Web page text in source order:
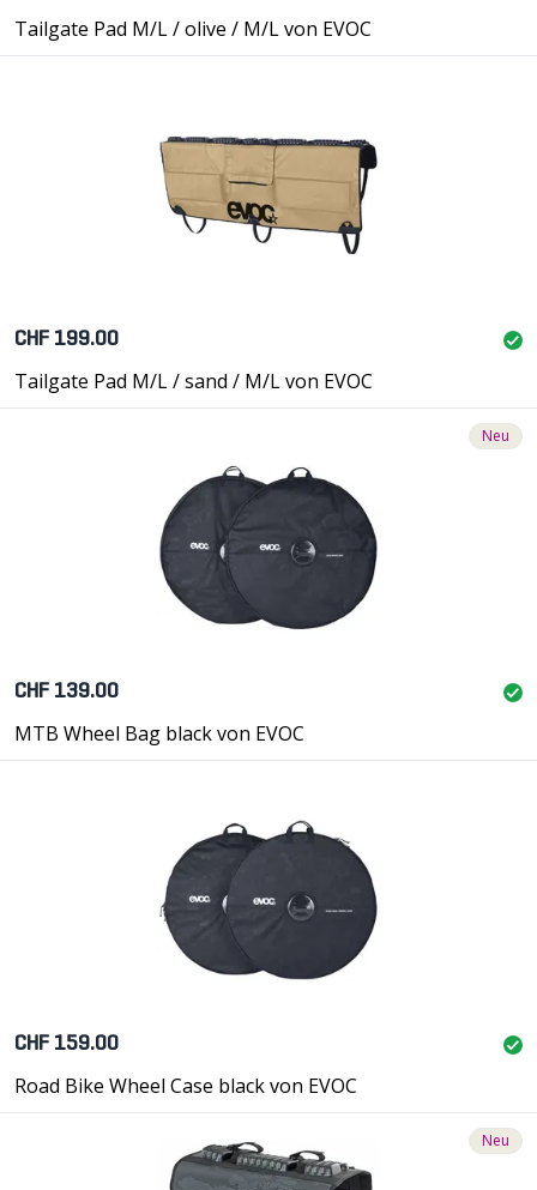
Tailgate Pad M/L / olive / M/L von EVOC
CHF 199.00
Tailgate Pad M/L / sand / M/L von EVOC
Neu
CHF 139.00
MTB Wheel Bag black von EVOC
CHF 159.00
Road Bike Wheel Case black von EVOC
Neu